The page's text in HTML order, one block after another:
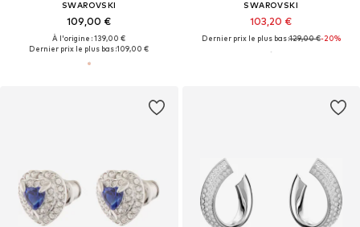
SWAROVSKI
109,00 €
À l'origine : 139,00 €
Dernier prix le plus bas :109,00 €
SWAROVSKI
103,20 €
Dernier prix le plus bas :129,00 €-20%